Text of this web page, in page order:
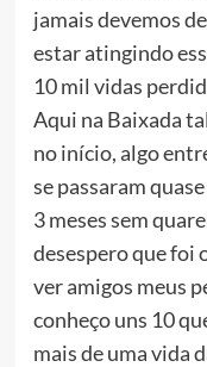
jamais devemos
estar atingindo
10 mil vidas
Aqui na Baixada
no início, algo
se passaram
3 meses sem
desespero que foi
ver amigos meus
conheço uns 10
mais de uma vida